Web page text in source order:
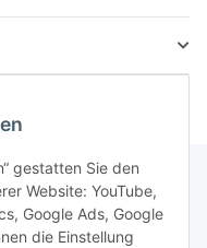
gestatten Sie den
Website: YouTube,
Google Ads, Google
die Einstellung